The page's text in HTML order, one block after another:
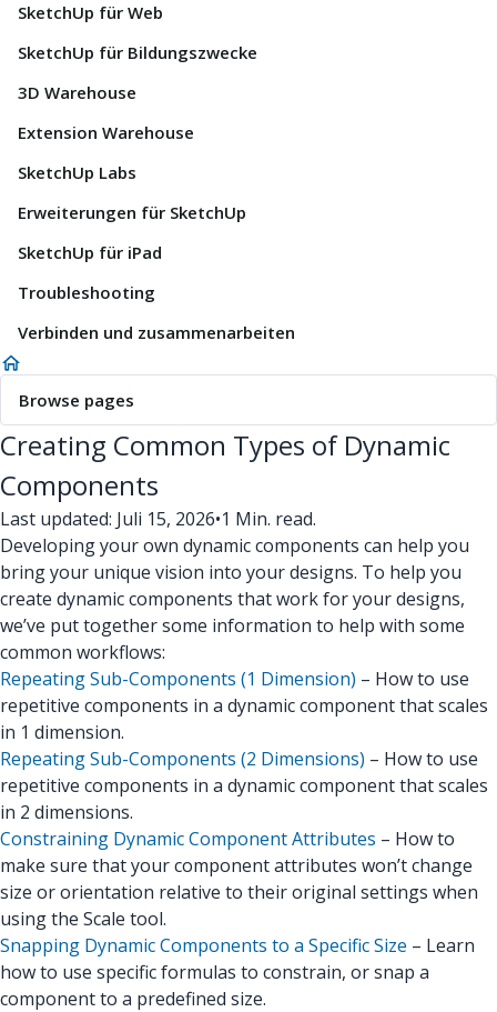
SketchUp für Web
SketchUp für Bildungszwecke
3D Warehouse
Extension Warehouse
SketchUp Labs
Erweiterungen für SketchUp
SketchUp für iPad
Troubleshooting
Verbinden und zusammenarbeiten
Browse pages
Creating Common Types of Dynamic
Components
Last updated: Juli 15, 2026•1 Min. read.
Developing your own dynamic components can help you
bring your unique vision into your designs. To help you
create dynamic components that work for your designs,
we’ve put together some information to help with some
common workflows:
Repeating Sub-Components (1 Dimension) – How to use
repetitive components in a dynamic component that scales
in 1 dimension.
Repeating Sub-Components (2 Dimensions) – How to use
repetitive components in a dynamic component that scales
in 2 dimensions.
Constraining Dynamic Component Attributes – How to
make sure that your component attributes won’t change
size or orientation relative to their original settings when
using the Scale tool.
Snapping Dynamic Components to a Specific Size – Learn
how to use specific formulas to constrain, or snap a
component to a predefined size.